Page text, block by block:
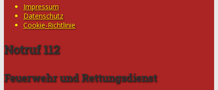
Impressum
Datenschutz
Cookie-Richtlinie
Notruf 112
Feuerwehr und Rettungsdienst